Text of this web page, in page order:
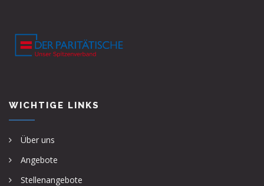
WICHTIGE LINKS
Über uns
Angebote
Stellenangebote